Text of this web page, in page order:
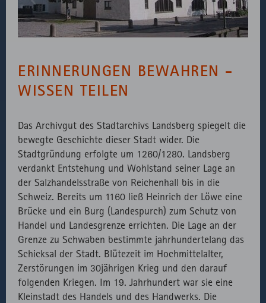
ERINNERUNGEN BEWAHREN -
WISSEN TEILEN
Das Archivgut des Stadtarchivs Landsberg spiegelt die
bewegte Geschichte dieser Stadt wider. Die
Stadtgründung erfolgte um 1260/1280. Landsberg
verdankt Entstehung und Wohlstand seiner Lage an
der Salzhandelsstraße von Reichenhall bis in die
Schweiz. Bereits um 1160 ließ Heinrich der Löwe eine
Brücke und ein Burg (Landespurch) zum Schutz von
Handel und Landesgrenze errichten. Die Lage an der
Grenze zu Schwaben bestimmte jahrhundertelang das
Schicksal der Stadt. Blütezeit im Hochmittelalter,
Zerstörungen im 30jährigen Krieg und den darauf
folgenden Kriegen. Im 19. Jahrhundert war sie eine
Kleinstadt des Handels und des Handwerks. Die
von
Readspeaker
erforderlichen
Externer API
Aufruf von
Zählt aus
lizenzrechtlichen
des lokal
eingebunden
Fonts.
1
HTML Website
Cookie, um
vorübergehende
Daten des
speichern.
Minuten